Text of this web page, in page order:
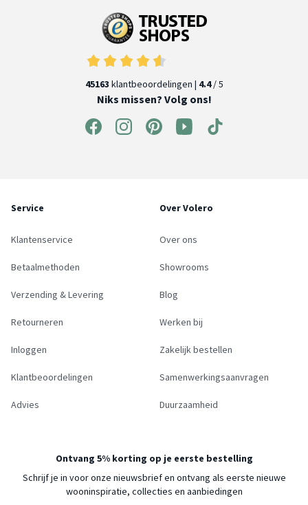
45163 klantbeoordelingen | 4.4/ 5
Niks missen? Volg ons!
Service
Klantenservice
Betaalmethoden
Verzending & Levering
Retourneren
Inloggen
Klantbeoordelingen
Advies
Over Volero
Over ons
Showrooms
Blog
Werken bij
Zakelijk bestellen
Samenwerkingsaanvragen
Duurzaamheid
Ontvang 5% korting op je eerste bestelling
Schrijf je in voor onze nieuwsbrief en ontvang als eerste nieuwe
wooninspiratie, collecties en aanbiedingen